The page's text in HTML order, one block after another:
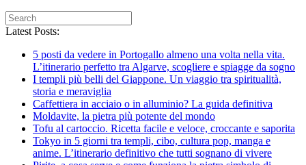
Latest Posts:
5 posti da vedere in Portogallo almeno una volta nella vita.
L’itinerario perfetto tra Algarve, scogliere e spiagge da sogno
I templi più belli del Giappone. Un viaggio tra spiritualità,
storia e meraviglia
Caffettiera in acciaio o in alluminio? La guida definitiva
Moldavite, la pietra più potente del mondo
Tofu al cartoccio. Ricetta facile e veloce, croccante e saporita
Tokyo in 5 giorni tra templi, cibo, cultura pop, manga e
anime. L’itinerario definitivo che tutti sognano di vivere